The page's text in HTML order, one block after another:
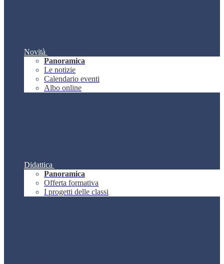
Novità
Panoramica
Le notizie
Calendario eventi
Albo online
Didattica
Panoramica
Offerta formativa
I progetti delle classi